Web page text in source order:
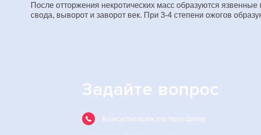
После отторжения некротических масс образуются
свода, выворот и заворот век. При 3-4 степени ожогов
Задайте вопрос
Консультация по телефону